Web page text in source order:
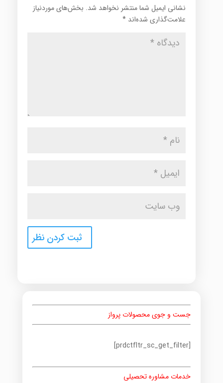
نشانی ایمیل شما منتشر نخواهد شد. بخش‌های موردنیاز
علامت‌گذاری شده‌اند *
جست و جوی محصولات پرواز
[prdctfltr_sc_get_filter]
خدمات مشاوره تحصیلی